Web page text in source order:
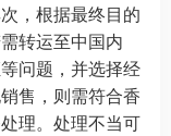
，根据最终目的
转运至中国内
问题，并选择经
售，则需符合香
理。处理不当可